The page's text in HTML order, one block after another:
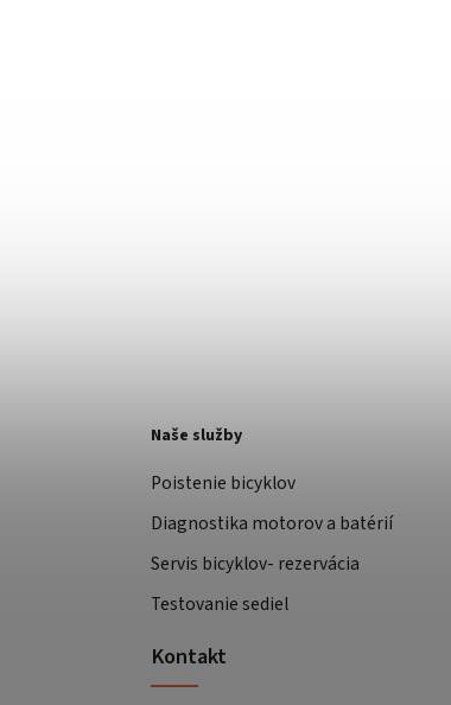
Naše služby
Poistenie bicyklov
Diagnostika motorov a batérií
Servis bicyklov- rezervácia
Testovanie sediel
Kontakt